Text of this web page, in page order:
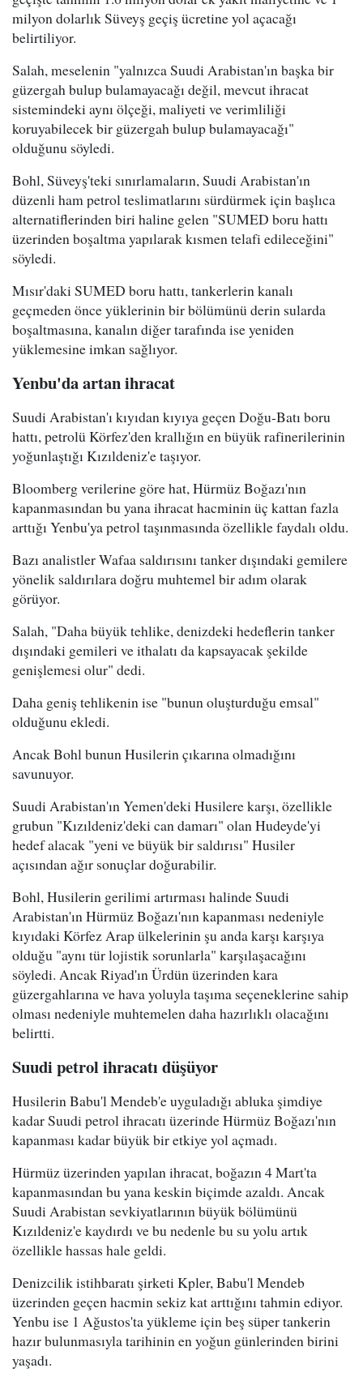
milyon dolarlık Süveyş geçiş ücretine yol açacağı
belirtiliyor.
Salah, meselenin "yalnızca Suudi Arabistan'ın başka bir
güzergah bulup bulamayacağı değil, mevcut ihracat
sistemindeki aynı ölçeği, maliyeti ve verimliliği
koruyabilecek bir güzergah bulup bulamayacağı"
olduğunu söyledi.
Bohl, Süveyş'teki sınırlamaların, Suudi Arabistan'ın
düzenli ham petrol teslimatlarını sürdürmek için başlıca
alternatiflerinden biri haline gelen "SUMED boru hattı
üzerinden boşaltma yapılarak kısmen telafi edileceğini"
söyledi.
Mısır'daki SUMED boru hattı, tankerlerin kanalı
geçmeden önce yüklerinin bir bölümünü derin sularda
boşaltmasına, kanalın diğer tarafında ise yeniden
yüklemesine imkan sağlıyor.
Yenbu'da artan ihracat
Suudi Arabistan'ı kıyıdan kıyıya geçen Doğu-Batı boru
hattı, petrolü Körfez'den krallığın en büyük rafinerilerinin
yoğunlaştığı Kızıldeniz'e taşıyor.
Bloomberg verilerine göre hat, Hürmüz Boğazı'nın
kapanmasından bu yana ihracat hacminin üç kattan fazla
arttığı Yenbu'ya petrol taşınmasında özellikle faydalı oldu.
Bazı analistler Wafaa saldırısını tanker dışındaki gemilere
yönelik saldırılara doğru muhtemel bir adım olarak
görüyor.
Salah, "Daha büyük tehlike, denizdeki hedeflerin tanker
dışındaki gemileri ve ithalatı da kapsayacak şekilde
genişlemesi olur" dedi.
Daha geniş tehlikenin ise "bunun oluşturduğu emsal"
olduğunu ekledi.
Ancak Bohl bunun Husilerin çıkarına olmadığını
savunuyor.
Suudi Arabistan'ın Yemen'deki Husilere karşı, özellikle
grubun "Kızıldeniz'deki can damarı" olan Hudeyde'yi
hedef alacak "yeni ve büyük bir saldırısı" Husiler
açısından ağır sonuçlar doğurabilir.
Bohl, Husilerin gerilimi artırması halinde Suudi
Arabistan'ın Hürmüz Boğazı'nın kapanması nedeniyle
kıyıdaki Körfez Arap ülkelerinin şu anda karşı karşıya
olduğu "aynı tür lojistik sorunlarla" karşılaşacağını
söyledi. Ancak Riyad'ın Ürdün üzerinden kara
güzergahlarına ve hava yoluyla taşıma seçeneklerine sahip
olması nedeniyle muhtemelen daha hazırlıklı olacağını
belirtti.
Suudi petrol ihracatı düşüyor
Husilerin Babu'l Mendeb'e uyguladığı abluka şimdiye
kadar Suudi petrol ihracatı üzerinde Hürmüz Boğazı'nın
kapanması kadar büyük bir etkiye yol açmadı.
Hürmüz üzerinden yapılan ihracat, boğazın 4 Mart'ta
kapanmasından bu yana keskin biçimde azaldı. Ancak
Suudi Arabistan sevkiyatlarının büyük bölümünü
Kızıldeniz'e kaydırdı ve bu nedenle bu su yolu artık
özellikle hassas hale geldi.
Denizcilik istihbaratı şirketi Kpler, Babu'l Mendeb
üzerinden geçen hacmin sekiz kat arttığını tahmin ediyor.
Yenbu ise 1 Ağustos'ta yükleme için beş süper tankerin
hazır bulunmasıyla tarihinin en yoğun günlerinden birini
yaşadı.